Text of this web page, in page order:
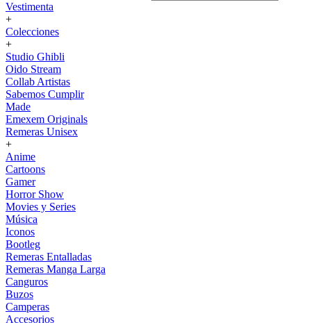
Vestimenta
+
Colecciones
+
Studio Ghibli
Oido Stream
Collab Artistas
Sabemos Cumplir
Made
Emexem Originals
Remeras Unisex
+
Anime
Cartoons
Gamer
Horror Show
Movies y Series
Música
Iconos
Bootleg
Remeras Entalladas
Remeras Manga Larga
Canguros
Buzos
Camperas
Accesorios